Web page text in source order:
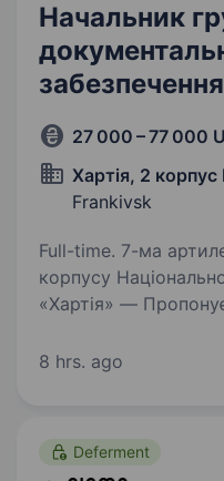
Начальник
27 000 – 77 000
Хартія, 2
Frankivsk
Full-time. 7-ма артилерійська бригада 2
корпусу
«Хартія» —
підрозділу з
8 hrs. ago
Deferment